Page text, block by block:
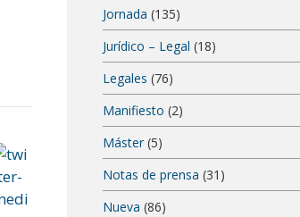
Jornada (135)
Jurídico – Legal (18)
Legales (76)
Manifiesto (2)
Máster(5)
Notas de prensa (31)
Nueva (86)